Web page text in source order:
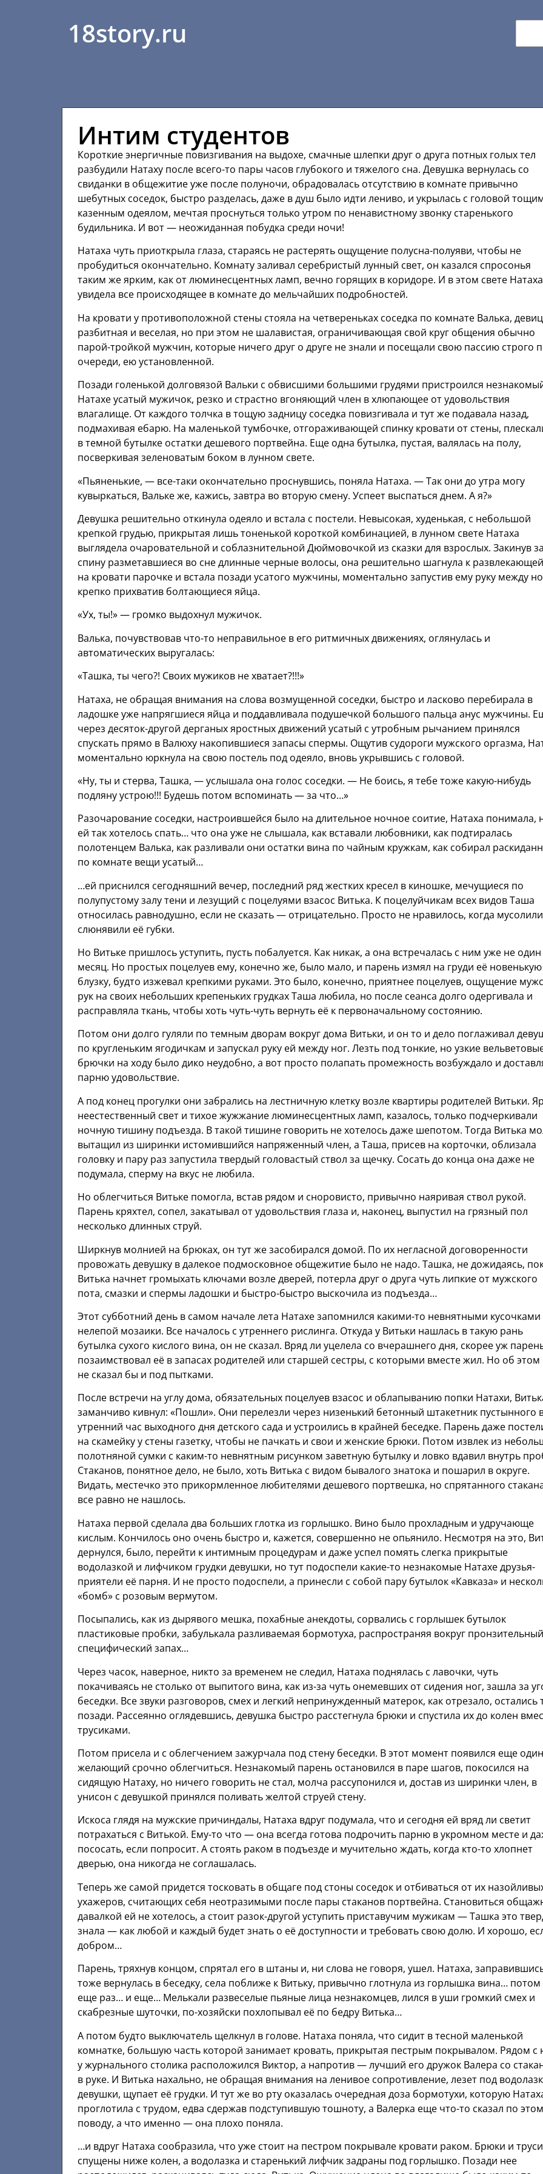
18story.ru
Интим студентов
Короткие энергичные повизгивания на выдохе, смачные шлепки друг о друга потных голых тел
разбудили Натаху после всего-то пары часов глубокого и тяжелого сна. Девушка вернулась со
свиданки в общежитие уже после полуночи, обрадовалась отсутствию в комнате привычно
шебутных соседок, быстро разделась, даже в душ было идти лениво, и укрылась с головой
казенным одеялом, мечтая проснуться только утром по ненавистному звонку старенького
будильника. И вот — неожиданная побудка среди ночи!
Натаха чуть приоткрыла глаза, стараясь не растерять ощущение полусна-полуяви, чтобы не
пробудиться окончательно. Комнату заливал серебристый лунный свет, он казался спросонья
таким же ярким, как от люминесцентных ламп, вечно горящих в коридоре. И в этом свете Натаха
увидела все происходящее в комнате до мельчайших подробностей.
На кровати у противоположной стены стояла на четвереньках соседка по комнате Валька,
разбитная и веселая, но при этом не шалавистая, ограничивающая свой круг общения обычно
парой-тройкой мужчин, которые ничего друг о друге не знали и посещали свою пассию строго
очереди, ею установленной.
Позади голенькой долговязой Вальки с обвисшими большими грудями пристроился
Натахе усатый мужичок, резко и страстно вгоняющий член в хлюпающее от удовольствия
влагалище. От каждого толчка в тощую задницу соседка повизгивала и тут же подавала назад,
подмахивая ебарю. На маленькой тумбочке, отгораживающей спинку кровати от стены,
в темной бутылке остатки дешевого портвейна. Еще одна бутылка, пустая, валялась на полу,
посверкивая зеленоватым боком в лунном свете.
«Пьяненькие, — все-таки окончательно проснувшись, поняла Натаха. — Так они до утра могу
кувыркаться, Вальке же, кажись, завтра во вторую смену. Успеет выспаться днем. А я?»
Девушка решительно откинула одеяло и встала с постели. Невысокая, худенькая, с небольшой
крепкой грудью, прикрытая лишь тоненькой короткой комбинацией, в лунном свете Натаха
выглядела очаровательной и соблазнительной Дюймовочкой из сказки для взрослых. Закинув за
спину разметавшиеся во сне длинные черные волосы, она решительно шагнула к
на кровати парочке и встала позади усатого мужчины, моментально запустив ему руку между
крепко прихватив болтающиеся яйца.
«Ух, ты!» — громко выдохнул мужичок.
Валька, почувствовав что-то неправильное в его ритмичных движениях, оглянулась и
автоматических выругалась:
«Ташка, ты чего?! Своих мужиков не хватает?!!!»
Натаха, не обращая внимания на слова возмущенной соседки, быстро и ласково перебирала в
ладошке уже напрягшиеся яйца и поддавливала подушечкой большого пальца анус мужчины.
через десяток-другой дерганых яростных движений усатый с утробным рычанием принялся
спускать прямо в Валюху накопившиеся запасы спермы. Ощутив судороги мужского оргазма,
моментально юркнула на свою постель под одеяло, вновь укрывшись с головой.
«Ну, ты и стерва, Ташка, — услышала она голос соседки. — Не боись, я тебе тоже какую-нибудь
подляну устрою!!! Будешь потом вспоминать — за что…»
Разочарование соседки, настроившейся было на длительное ночное соитие, Натаха понимала,
ей так хотелось спать… что она уже не слышала, как вставали любовники, как подтиралась
полотенцем Валька, как разливали они остатки вина по чайным кружкам, как собирал
по комнате вещи усатый…
…ей приснился сегодняшний вечер, последний ряд жестких кресел в киношке, мечущиеся по
полупустому залу тени и лезущий с поцелуями взасос Витька. К поцелуйчикам всех видов Таша
относилась равнодушно, если не сказать — отрицательно. Просто не нравилось, когда
слюнявили её губки.
Но Витьке пришлось уступить, пусть побалуется. Как никак, а она встречалась с ним уже не один
месяц. Но простых поцелуев ему, конечно же, было мало, и парень измял на груди её новенькую
блузку, будто изжевал крепкими руками. Это было, конечно, приятнее поцелуев, ощущение
рук на своих небольших крепеньких грудках Таша любила, но после сеанса долго одергивала и
расправляла ткань, чтобы хоть чуть-чуть вернуть её к первоначальному состоянию.
Потом они долго гуляли по темным дворам вокруг дома Витьки, и он то и дело поглаживал
по кругленьким ягодичкам и запускал руку ей между ног. Лезть под тонкие, но узкие
брючки на ходу было дико неудобно, а вот просто полапать промежность возбуждало и
парню удовольствие.
А под конец прогулки они забрались на лестничную клетку возле квартиры родителей Витьки.
неестественный свет и тихое жужжание люминесцентных ламп, казалось, только подчеркивали
ночную тишину подъезда. В такой тишине говорить не хотелось даже шепотом. Тогда Витька
вытащил из ширинки истомившийся напряженный член, а Таша, присев на корточки, облизала
головку и пару раз запустила твердый головастый ствол за щечку. Сосать до конца она даже не
подумала, сперму на вкус не любила.
Но облегчиться Витьке помогла, встав рядом и сноровисто, привычно наяривая ствол рукой.
Парень кряхтел, сопел, закатывал от удовольствия глаза и, наконец, выпустил на грязный пол
несколько длинных струй.
Ширкнув молнией на брюках, он тут же засобирался домой. По их негласной договоренности
провожать девушку в далекое подмосковное общежитие было не надо. Ташка, не дожидаясь,
Витька начнет громыхать ключами возле дверей, потерла друг о друга чуть липкие от мужского
пота, смазки и спермы ладошки и быстро-быстро выскочила из подъезда…
Этот субботний день в самом начале лета Натахе запомнился какими-то невнятными кусочками
нелепой мозаики. Все началось с утреннего рислинга. Откуда у Витьки нашлась в такую рань
бутылка сухого кислого вина, он не сказал. Вряд ли уцелела со вчерашнего дня, скорее уж
позаимствовал её в запасах родителей или старшей сестры, с которыми вместе жил. Но об этом
не сказал бы и под пытками.
После встречи на углу дома, обязательных поцелуев взасос и облапыванию попки Натахи,
заманчиво кивнул: «Пошли». Они перелезли через низенький бетонный штакетник пустынного
утренний час выходного дня детского сада и устроились в крайней беседке. Парень даже
на скамейку у стены газетку, чтобы не пачкать и свои и женские брюки. Потом извлек из
полотняной сумки с каким-то невнятным рисунком заветную бутылку и ловко вдавил внутрь
Стаканов, понятное дело, не было, хоть Витька с видом бывалого знатока и пошарил в округе.
Видать, местечко это прикормленное любителями дешевого портвешка, но спрятанного
все равно не нашлось.
Натаха первой сделала два больших глотка из горлышко. Вино было прохладным и удручающе
кислым. Кончилось оно очень быстро и, кажется, совершенно не опьянило. Несмотря на это,
дернулся, было, перейти к интимным процедурам и даже успел помять слегка прикрытые
водолазкой и лифчиком грудки девушки, но тут подоспели какие-то незнакомые Натахе друзья-
приятели её парня. И не просто подоспели, а принесли с собой пару бутылок «Кавказа» и
«бомб» с розовым вермутом.
Посыпались, как из дырявого мешка, похабные анекдоты, сорвались с горлышек бутылок
пластиковые пробки, забулькала разливаемая бормотуха, распространяя вокруг пронзительный
специфический запах…
Через часок, наверное, никто за временем не следил, Натаха поднялась с лавочки, чуть
покачиваясь не столько от выпитого вина, как из-за чуть онемевших от сидения ног, зашла за
беседки. Все звуки разговоров, смех и легкий непринужденный матерок, как отрезало, остались
позади. Рассеянно оглядевшись, девушка быстро расстегнула брюки и спустила их до колен
трусиками.
Потом присела и с облегчением зажурчала под стену беседки. В этот момент появился еще один
желающий срочно облегчиться. Незнакомый парень остановился в паре шагов, покосился на
сидящую Натаху, но ничего говорить не стал, молча рассупонился и, достав из ширинки член, в
унисон с девушкой принялся поливать желтой струей стену.
Искоса глядя на мужские причиндалы, Натаха вдруг подумала, что и сегодня ей вряд ли светит
потрахаться с Витькой. Ему-то что — она всегда готова подрочить парню в укромном месте и
пососать, если попросит. А стоять раком в подъезде и мучительно ждать, когда кто-то хлопнет
дверью, она никогда не соглашалась.
Теперь же самой придется тосковать в общаге под стоны соседок и отбиваться от их
ухажеров, считающих себя неотразимыми после пары стаканов портвейна. Становиться
давалкой ей не хотелось, а стоит разок-другой уступить приставучим мужикам — Ташка это
знала — как любой и каждый будет знать о её доступности и требовать свою долю. И хорошо,
добром…
Парень, тряхнув концом, спрятал его в штаны и, ни слова не говоря, ушел. Натаха,
тоже вернулась в беседку, села поближе к Витьку, привычно глотнула из горлышка вина… потом
еще раз… и еще… Мелькали развеселые пьяные лица незнакомцев, лился в уши громкий смех и
скабрезные шуточки, по-хозяйски похлопывал её по бедру Витька…
А потом будто выключатель щелкнул в голове. Натаха поняла, что сидит в тесной маленькой
комнатке, большую часть которой занимает кровать, прикрытая пестрым покрывалом. Рядом с
у журнального столика расположился Виктор, а напротив — лучший его дружок Валера со
в руке. И Витька нахально, не обращая внимания на ленивое сопротивление, лезет под
девушки, щупает её грудки. И тут же во рту оказалась очередная доза бормотухи, которую
проглотила с трудом, едва сдержав подступившую тошноту, а Валерка еще что-то сказал по
поводу, а что именно — она плохо поняла.
…и вдруг Натаха сообразила, что уже стоит на пестром покрывале кровати раком. Брюки и
спущены ниже колен, а водолазка и старенький лифчик задраны под горлышко. Позади нее